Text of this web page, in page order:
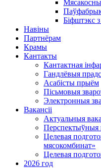
Біфштэкс
Навіны
Партнёрам
Крамы
Кантакты
Кантактная
Гандлёвыя
Асабісты прыём
Пісьмовыя
Электронныя
Вакансіі
Актуальныя
Перспектыўныя
Целевая
мясокомбинат»
Целевая
2026 год